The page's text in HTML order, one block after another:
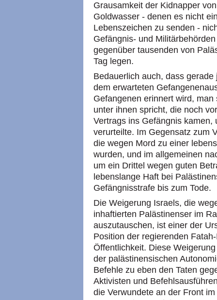
Grausamkeit der Kidnapper
Goldwasser - denen es nicht
Lebenszeichen zu senden -
Gefängnis- und
gegenüber tausenden von
Tag legen.
Bedauerlich auch, dass
dem erwarteten
Gefangenen erinnert wird,
unter ihnen spricht, die noch
Vertrags ins Gefängnis
verurteilte. Im Gegensatz zum
die wegen Mord zu einer
wurden, und im allgemeinen
um ein Drittel wegen guten
lebenslange Haft bei
Gefängnisstrafe bis zum Tode.
Die Weigerung Israels, die
inhaftierten Palästinenser im
auszutauschen, ist einer der
Position der regierenden
Öffentlichkeit. Diese
der palästinensischen
Befehle zu eben den Taten
Aktivisten und
die Verwundete an der Front